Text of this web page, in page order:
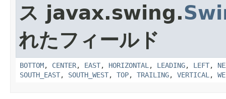
ス javax.swing.
れたフィールド
BOTTOM, CENTER, EAST, HORIZONTAL , LEADING, LEFT,
SOUTH_EAST, SOUTH_WEST, TOP, TRAILING, VERTICAL ,